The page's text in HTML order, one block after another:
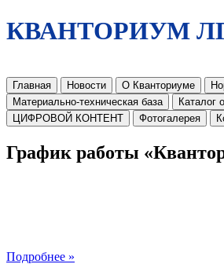
КВАНТОРИУМ
Главная Новости О Кванториуме
Материально-техническая база
Каталог
ЦИФРОВОЙ КОНТЕНТ
Фотогалерея
График работы
Подробнее »